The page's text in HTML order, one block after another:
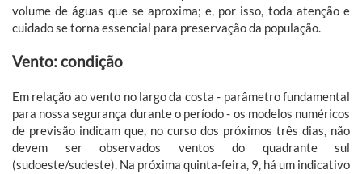
volume de águas que se aproxima; e, por isso, toda atenção e
cuidado se torna essencial para preservação da população.
Vento: condição
Em relação ao vento no largo da costa - parâmetro fundamental
para nossa segurança durante o período - os modelos numéricos
de previsão indicam que, no curso dos próximos três dias, não
devem ser observados ventos do quadrante sul
(sudoeste/sudeste). Na próxima quinta-feira, 9, há um indicativo